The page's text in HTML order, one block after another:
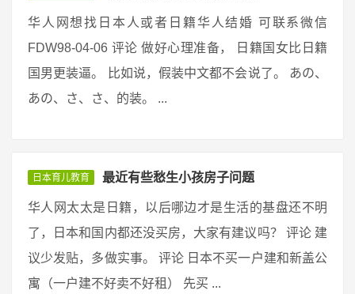
华人网想找日本人或者日籍华人结婚 可联系微信
FDW98-04-06 评论 做好心理准备， 日籍国女比日籍
国男更装逼。 比如说，假装中文都不会说了。 あの、
あの、さ、さ、的装。 ...
日本育儿教育 最近有些愁生小孩房子问题
华人网太太是日籍，以后哪边才是生活的基盘还不明
了，日本和国内都还没买房，大家有建议吗？ 评论 建
议少发贴，多做实事。 评论 日本不买一户建和新盖公
寓（一户建不好卖不好租） 先买 ...